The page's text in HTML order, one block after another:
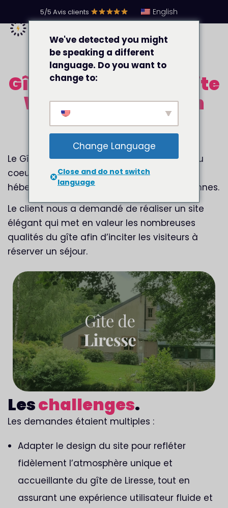
5/5 Avis clients English
Gîte de Liresse : Un site
WordPress pour un
havre de paix en
Belgique
Le Gîte de Liresse est un écrin de verdure au
coeur des Ardennes Belges. Il propose un
hébergement tout confort jusqu’à 12 personnes.
Le client nous a demandé de réaliser un site
élégant qui met en valeur les nombreuses
qualités du gîte afin d’inciter les visiteurs à
réserver un séjour.
Leschallenges.
Les demandes étaient multiples :
Adapter le design du site pour refléter
fidèlement l’atmosphère unique et
accueillante du gîte de Liresse, tout en
assurant une expérience utilisateur fluide et
We've detected you might
be speaking a different
language. Do you want to
change to:
Change Language
Close and do not switch
language